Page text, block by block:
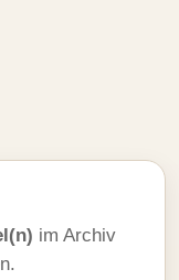
im Archiv